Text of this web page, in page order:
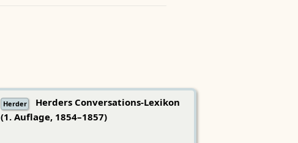
Herder
Herders Conversations-Lexikon
(1. Auflage, 1854–1857)